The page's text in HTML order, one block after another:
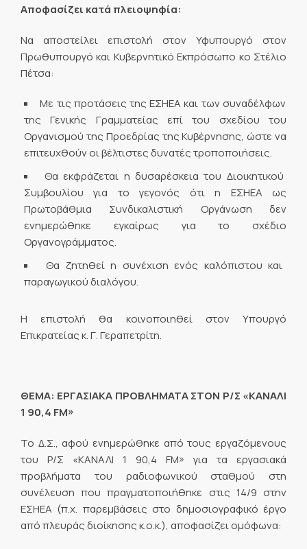
Αποφασίζει κατά πλειοψηφία:
Να αποστείλει επιστολή στον Υφυπουργό στον
Πρωθυπουργό και Κυβερνητικό Εκπρόσωπο κο Στέλιο
Πέτσα:
Με τις προτάσεις της ΕΣΗΕΑ και των συναδέλφων
της Γενικής Γραμματείας επί του σχεδίου του
Οργανισμού της Προεδρίας της Κυβέρνησης, ώστε να
επιτευχθούν οι βέλτιστες δυνατές τροποποιήσεις.
Θα εκφράζεται η δυσαρέσκεια του Διοικητικού
Συμβουλίου για το γεγονός ότι η ΕΣΗΕΑ ως
Πρωτοβάθμια Συνδικαλιστική Οργάνωση δεν
ενημερώθηκε εγκαίρως για το σχέδιο
Οργανογράμματος.
Θα ζητηθεί η συνέχιση ενός καλόπιστου και
παραγωγικού διαλόγου.
Η επιστολή θα κοινοποιηθεί στον Υπουργό
Επικρατείας κ. Γ. Γεραπετρίτη.
ΘΕΜΑ: ΕΡΓΑΣΙΑΚΑ ΠΡΟΒΛΗΜΑΤΑ ΣΤΟΝ Ρ/Σ «ΚΑΝΑΛΙ
1 90,4 FM»
Το Δ.Σ., αφού ενημερώθηκε από τους εργαζόμενους
του Ρ/Σ «ΚΑΝΑΛΙ 1 90,4 FM» για τα εργασιακά
προβλήματα του ραδιοφωνικού σταθμού στη
συνέλευση που πραγματοποιήθηκε στις 14/9 στην
ΕΣΗΕΑ (π.χ. παρεμβάσεις στο δημοσιογραφικό έργο
από πλευράς διοίκησης κ.ο.κ.), αποφασίζει ομόφωνα: